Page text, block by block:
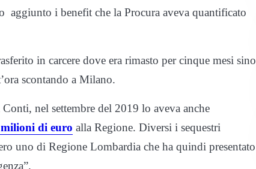
i benefit che la Procura aveva quantificato
in carcere dove era rimasto per cinque mesi sino
scontando a Milano.
nel settembre del 2019 lo aveva anche
di euro alla Regione. Diversi i sequestri
uno di Regione Lombardia che ha quindi presentato